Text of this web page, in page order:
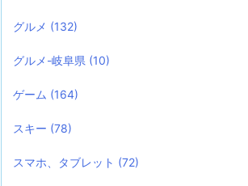
グルメ (132)
グルメ-岐阜県 (10)
ゲーム (164)
スキー (78)
スマホ、タブレット (72)